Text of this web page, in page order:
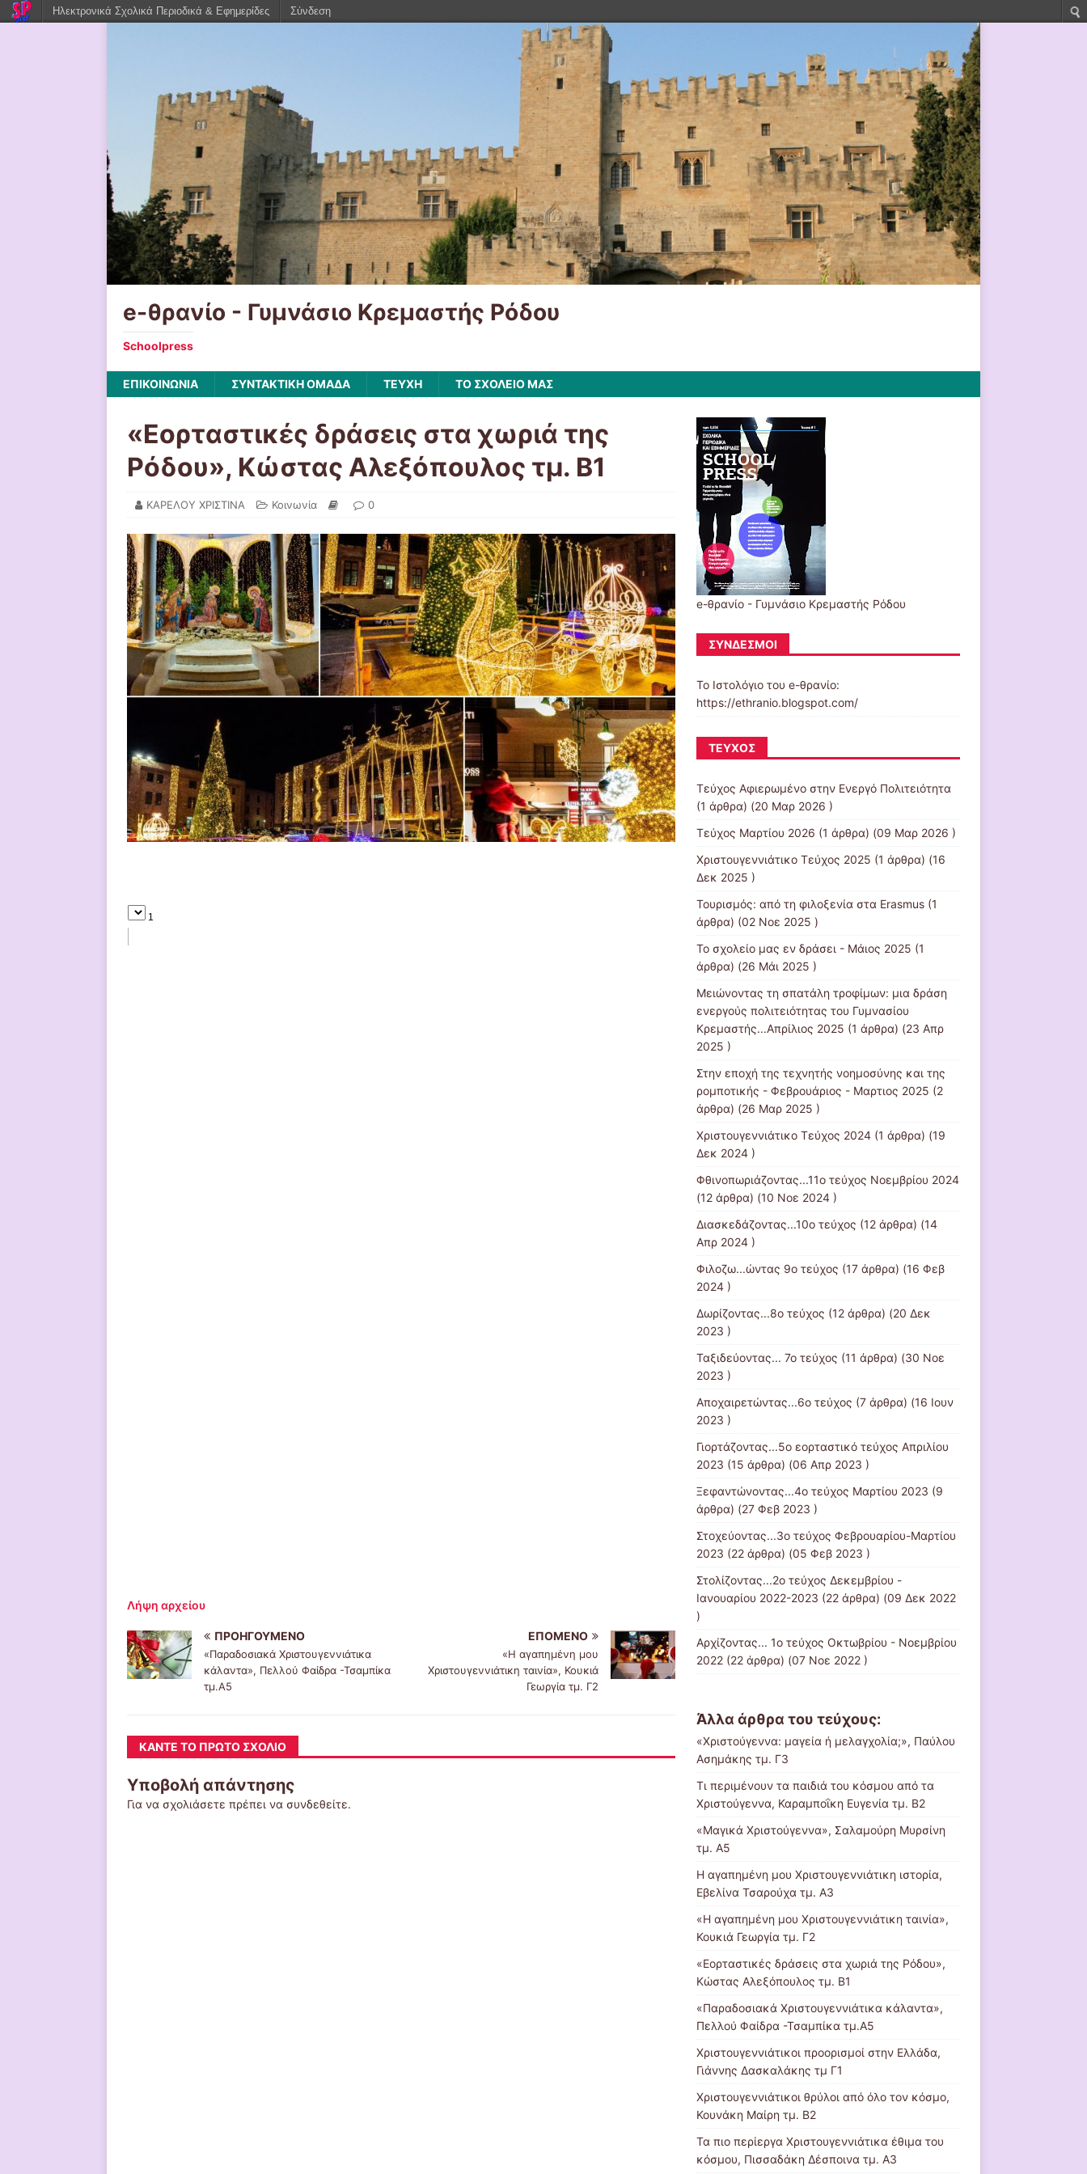
e-θρανίο - Γυμνάσιο Κρεμαστής Ρόδου
Schoolpress
ΕΠΙΚΟΙΝΩΝΙΑ ΣΥΝΤΑΚΤΙΚΗ ΟΜΑΔΑ ΤΕΥΧΗ ΤΟ ΣΧΟΛΕΙΟ ΜΑΣ
«Εορταστικές δράσεις στα χωριά της
Ρόδου», Κώστας Αλεξόπουλος τμ. Β1
ΚΑΡΕΛΟΥ ΧΡΙΣΤΙΝΑ Κοινωνία 0
Λήψη αρχείου
ΠΡΟΗΓΟΎΜΕΝΟ
«Παραδοσιακά Χριστουγεννιάτικα
κάλαντα», Πελλού Φαίδρα -Τσαμπίκα
τμ.Α5
ΕΠΌΜΕΝΟ
«Η αγαπημένη μου
Χριστουγεννιάτικη ταινία», Κουκιά
Γεωργία τμ. Γ2
ΚΆΝΤΕ ΤΟ ΠΡΏΤΟ ΣΧΌΛΙΟ
Υποβολή απάντησης
Για να σχολιάσετε πρέπει να συνδεθείτε.
e-θρανίο - Γυμνάσιο Κρεμαστής Ρόδου
ΣΎΝΔΕΣΜΟΙ
Το Ιστολόγιο του e-θρανίο:
https://ethranio.blogspot.com/
ΤΕΎΧΟΣ
Τεύχος Αφιερωμένο στην Ενεργό Πολιτειότητα
(1 άρθρα) (20 Μαρ 2026 )
Τεύχος Μαρτίου 2026 (1 άρθρα) (09 Μαρ 2026 )
Χριστουγεννιάτικο Τεύχος 2025 (1 άρθρα) (16
Δεκ 2025 )
Τουρισμός: από τη φιλοξενία στα Erasmus(1
άρθρα) (02 Νοε 2025 )
Το σχολείο μας εν δράσει - Μάιος 2025 (1
άρθρα) (26 Μάι 2025 )
Μειώνοντας τη σπατάλη τροφίμων: μια δράση
ενεργούς πολιτειότητας του Γυμνασίου
Κρεμαστής...Απρίλιος 2025 (1 άρθρα) (23 Απρ
2025 )
Στην εποχή της τεχνητής νοημοσύνης και της
ρομποτικής - Φεβρουάριος - Μαρτιος 2025 (2
άρθρα) (26 Μαρ 2025 )
Χριστουγεννιάτικο Τεύχος 2024(1 άρθρα) (19
Δεκ 2024 )
Φθινοπωριάζοντας...11ο τεύχος Νοεμβρίου 2024
(12 άρθρα) (10 Νοε 2024 )
Διασκεδάζοντας...10ο τεύχος (12 άρθρα) (14
Απρ 2024 )
Φιλοζω...ώντας 9ο τεύχος (17 άρθρα) (16 Φεβ
2024 )
Δωρίζοντας...8ο τεύχος (12 άρθρα) (20 Δεκ
2023 )
Ταξιδεύοντας... 7ο τεύχος (11 άρθρα) (30 Νοε
2023 )
Αποχαιρετώντας...6ο τεύχος (7 άρθρα) (16 Ιουν
2023 )
Γιορτάζοντας...5ο εορταστικό τεύχος Απριλίου
2023 (15 άρθρα) (06 Απρ 2023 )
Ξεφαντώνοντας...4ο τεύχος Μαρτίου 2023 (9
άρθρα) (27 Φεβ 2023 )
Στοχεύοντας...3ο τεύχος Φεβρουαρίου-Μαρτίου
2023 (22 άρθρα) (05 Φεβ 2023 )
Στολίζοντας...2ο τεύχος Δεκεμβρίου -
Ιανουαρίου 2022-2023 (22 άρθρα) (09 Δεκ 2022
)
Αρχίζοντας... 1ο τεύχος Οκτωβρίου - Νοεμβρίου
2022(22 άρθρα) (07 Νοε 2022 )
Άλλα άρθρα του τεύχους:
«Χριστούγεννα: μαγεία ή μελαγχολία;», Παύλου
Ασημάκης τμ. Γ3
Τι περιμένουν τα παιδιά του κόσμου από τα
Χριστούγεννα, Καραμποΐκη Ευγενία τμ. Β2
«Μαγικά Χριστούγεννα», Σαλαμούρη Μυρσίνη
τμ. Α5
Η αγαπημένη μου Χριστουγεννιάτικη ιστορία,
Εβελίνα Τσαρούχα τμ. Α3
«Η αγαπημένη μου Χριστουγεννιάτικη ταινία»,
Κουκιά Γεωργία τμ. Γ2
«Εορταστικές δράσεις στα χωριά της Ρόδου»,
Κώστας Αλεξόπουλος τμ. Β1
«Παραδοσιακά Χριστουγεννιάτικα κάλαντα»,
Πελλού Φαίδρα -Τσαμπίκα τμ.Α5
Χριστουγεννιάτικοι προορισμοί στην Ελλάδα,
Γιάννης Δασκαλάκης τμ Γ1
Χριστουγεννιάτικοι θρύλοι από όλο τον κόσμο,
Κουνάκη Μαίρη τμ. Β2
Τα πιο περίεργα Χριστουγεννιάτικα έθιμα του
κόσμου, Πισσαδάκη Δέσποινα τμ. Α3
Ηλεκτρονικά Σχολικά Περιοδικά & Εφημερίδες Σύνδεση